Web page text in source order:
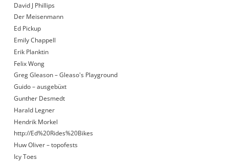
David J Phillips
Der Meisenmann
Ed Pickup
Emily Chappell
Erik Planktin
Felix Wong
Greg Gleason – Gleaso's Playground
Guido – ausgebüxt
Gunther Desmedt
Harald Legner
Hendrik Morkel
http://Ed%20Rides%20Bikes
Huw Oliver – topofests
Icy Toes